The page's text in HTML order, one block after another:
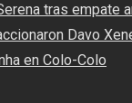
tras empate
Davo
en Colo-Colo